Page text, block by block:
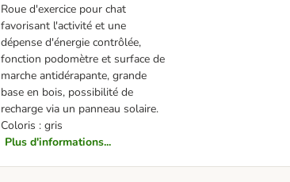
Roue d'exercice pour chat
favorisant l'activité et une
dépense d'énergie contrôlée,
fonction podomètre et surface de
marche antidérapante, grande
base en bois, possibilité de
recharge via un panneau solaire.
Coloris : gris
Plus d'informations...